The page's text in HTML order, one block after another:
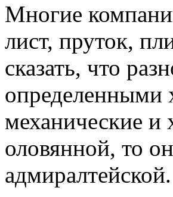
Многие
лист, пруток,
сказать, что
определенными
механические и
оловянной, то
адмиралтейской.